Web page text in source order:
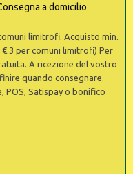
a domicilio
limitrofi. Acquisto min.
€ 3 per comuni limitrofi) Per
A ricezione del vostro
quando consegnare.
POS, Satispay o bonifico